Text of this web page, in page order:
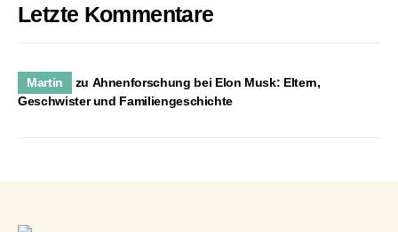
Letzte Kommentare
Martin zu Ahnenforschung bei Elon Musk: Eltern,
Geschwister und Familiengeschichte